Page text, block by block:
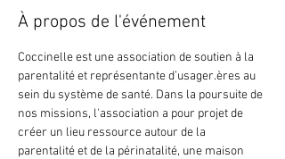
À propos de l'événement
Coccinelle est une association de soutien à la
parentalité et représentante d’usager.ères au
sein du système de santé. Dans la poursuite de
nos missions, l'association a pour projet de
créer un lieu ressource autour de la
parentalité et de la périnatalité, une maison